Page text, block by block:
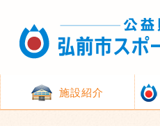
施設紹介